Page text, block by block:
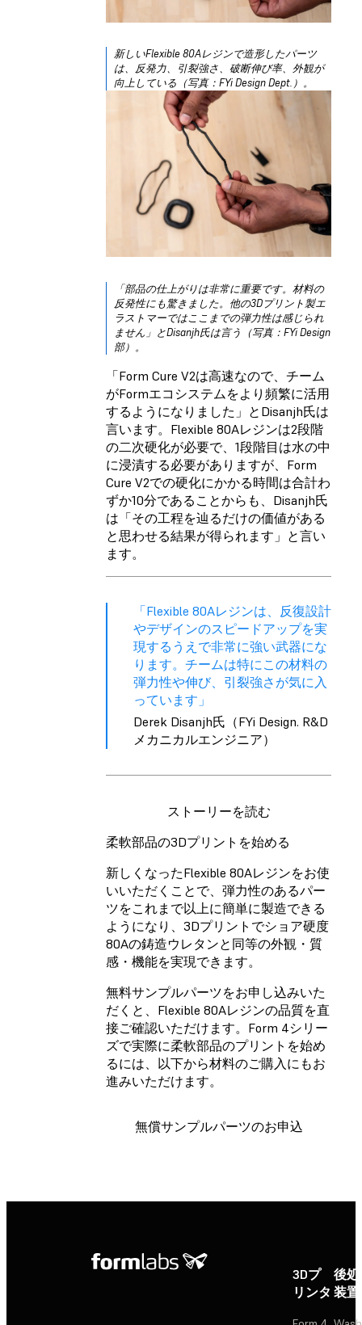
新しいFlexible 80Aレジンで造形したパーツ
は、反発力、引裂強さ、破断伸び率、外観が
向上している（写真：FYi Design Dept.）。
「部品の仕上がりは非常に重要です。材料の
反発性にも驚きました。他の3Dプリント製エ
ラストマーではここまでの弾力性は感じられ
ません」とDisanjh氏は言う（写真：FYi Design
部）。
「Form Cure V2は高速なので、チーム
がFormエコシステムをより頻繁に活用
するようになりました」とDisanjh氏は
言います。Flexible 80Aレジンは2段階
の二次硬化が必要で、1段階目は水の中
に浸漬する必要がありますが、 Form
Cure V2での硬化にかかる時間は合計わ
ずか10分であることからも、Disanjh氏
は「その工程を辿るだけの価値がある
と思わせる結果が得られます」と言い
ます。
「Flexible 80Aレジンは、反復設計
やデザインのスピードアップを実
現するうえで非常に強い武器にな
ります。チームは特にこの材料の
弾力性や伸び、引裂強さが気に入
っています」
Derek Disanjh氏（FYi Design. R&D
メカニカルエンジニア）
ストーリーを読む
柔軟部品の3Dプリントを始める
新しくなったFlexible 80Aレジンをお使
いいただくことで、弾力性のあるパー
ツをこれまで以上に簡単に製造できる
ようになり、3Dプリントでショア硬度
80Aの鋳造ウレタンと同等の外観・質
感・機能を実現できます。
無料サンプルパーツをお申し込みいた
だくと、Flexible 80Aレジンの品質を直
接ご確認いただけます。Form 4シリー
ズで実際に柔軟部品のプリントを始め
るには、以下から材料のご購入にもお
進みいただけます。
無償サンプルパーツのお申込
3Dプ
リンタ
後
装置